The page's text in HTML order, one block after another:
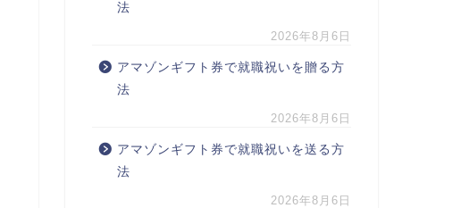
法
2026年8月6日
アマゾンギフト券で就職祝いを贈る方
法
2026年8月6日
アマゾンギフト券で就職祝いを送る方
法
2026年8月6日